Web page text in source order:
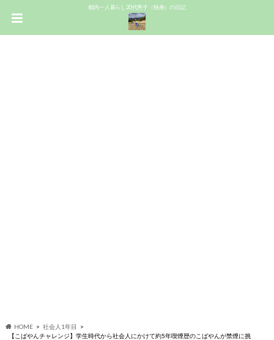
都内一人暮らし20代男子（独身）の日記
HOME
社会人1年目
【こばやんチャレンジ】学生時代から社会人にかけて約5年喫煙歴のこばやんが禁煙に挑